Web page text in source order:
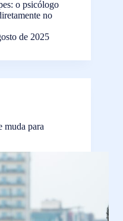
o psicólogo
no
de 2025
muda para